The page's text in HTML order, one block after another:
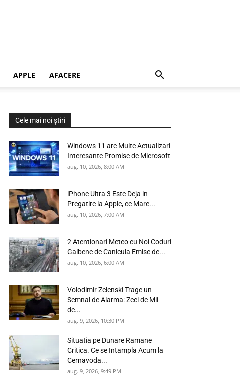
APPLE AFACERE
Cele mai noi știri
Windows 11 are Multe Actualizari
Interesante Promise de Microsoft
aug. 10, 2026, 8:00 AM
iPhone Ultra 3 Este Deja in
Pregatire la Apple, ce Mare...
aug. 10, 2026, 7:00 AM
2 Atentionari Meteo cu Noi Coduri
Galbene de Canicula Emise de...
aug. 10, 2026, 6:00 AM
Volodimir Zelenski Trage un
Semnal de Alarma: Zeci de Mii
de...
aug. 9, 2026, 10:30 PM
Situatia pe Dunare Ramane
Critica. Ce se Intampla Acum la
Cernavoda...
aug. 9, 2026, 9:49 PM